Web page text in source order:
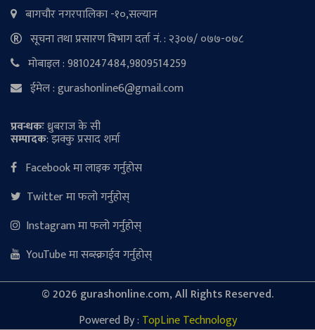
बागचौर नगरपालिका -१०,सल्यान
सूचना तथा प्रसारण विभाग दर्ता नं. : २३०७/ ०७७-०७८
मोबाइल : 9810247484,9809514259
ईमेल : gurashonline6@gmail.com
प्रवन्धकःध्रुबराज के सी
सम्पादक: झक्कु प्रसाद शर्मा
Facebook मा लाइक गर्नुहोस
Twitter मा फलो गर्नुहोस्
Instagram मा फलो गर्नुहोस्
YouTube मा सब्स्क्राईव गर्नुहोस्
©2026 gurashonline.com, All Rights Reserved.
Powered By : TopLine Technology